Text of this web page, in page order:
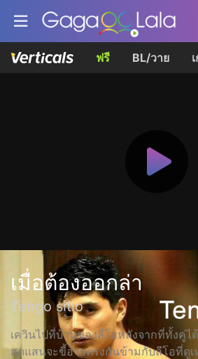
ฟรี BL/วาย
เมื่อต้องออกล่า
Tengo sitio
เควินไปที่บ้านของลีโอหลังจากที่ทั้งคู่
สุดแสนจะขี้อายตรงกันข้ามกับลีโอที่ดูเ